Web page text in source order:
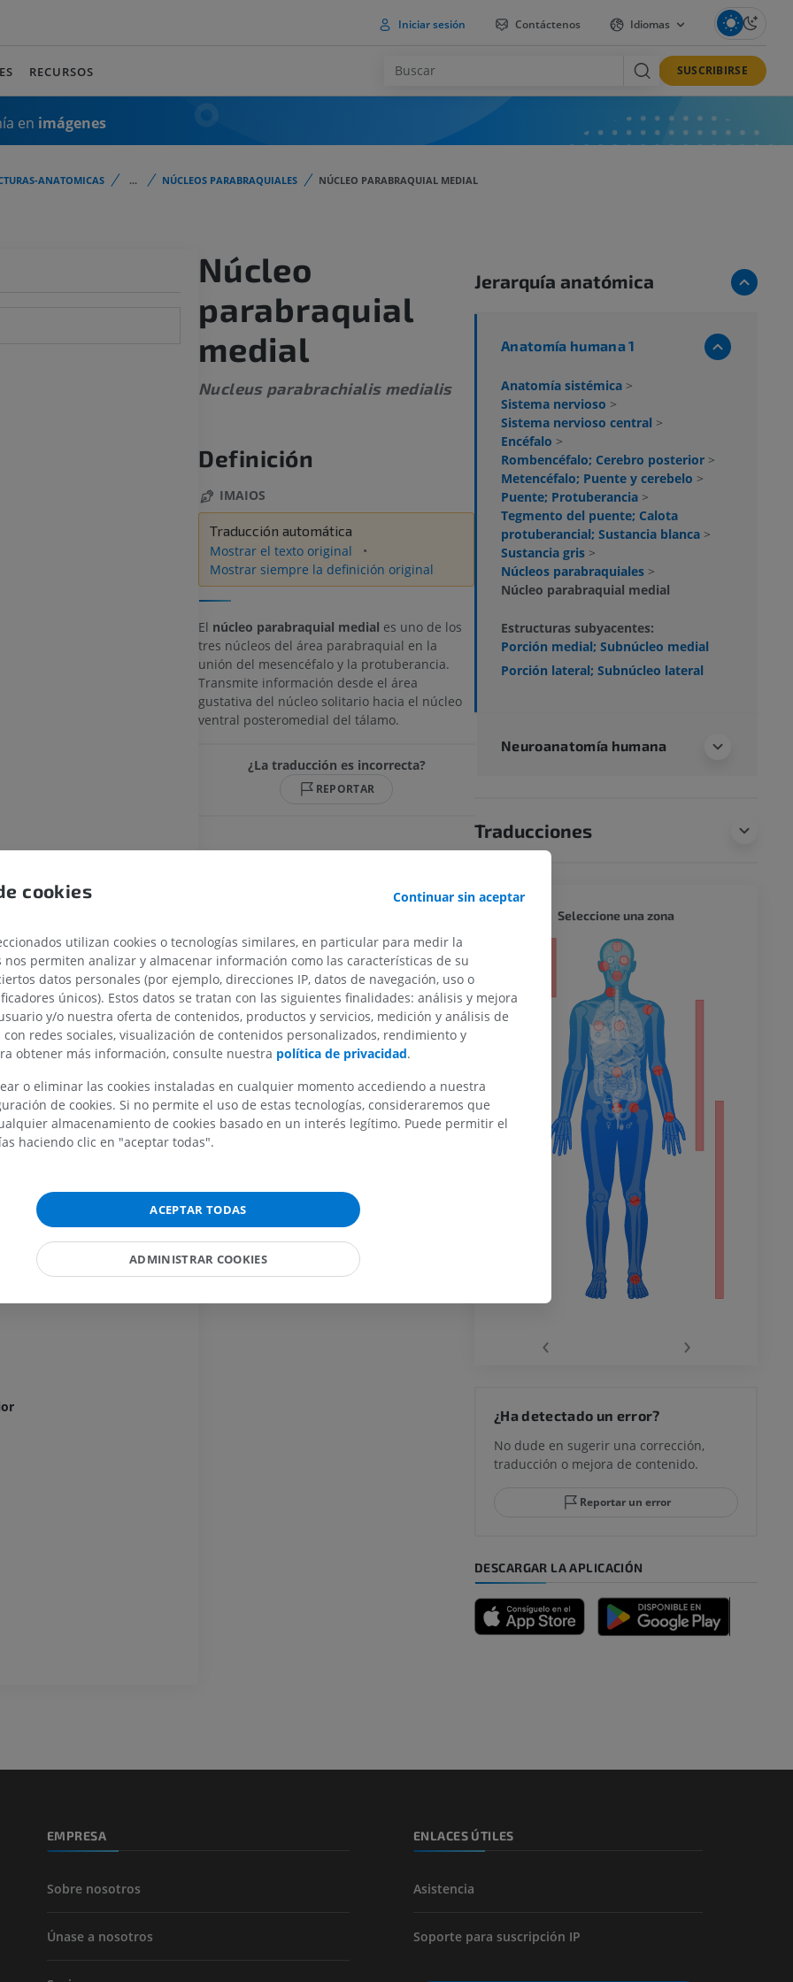
Iniciar sesión Contáctenos Idiomas
RECURSOS SUSCRIBIRSE
en imágenes
ANATOMICAS ... NÚCLEOS PARABRAQUIALES NÚCLEO PARABRAQUIAL MEDIAL
Bulbo Bulb raquídeo
anterolateral; Sistemaa anterolateral
Núcleo
parabraquial
medial
Nucleus parabrachialis medialis
Definición
IMAIOS
Traducción automática
Mostrar el texto original
Mostrar siempre la definición original
El núcleo parabraquial medial es uno de los
tres núcleos del área parabraquial en la
unión del mesencéfalo y la protuberancia.
Transmite información desde el área
gustativa del núcleo solitario hacia el núcleo
ventral posteromedial del tálamo.
¿La traducción es incorrecta?
REPORTAR
website - Wikipedia: The free encyclopedia. (2004, July
2004, from http://www.wikipedia.org
Jerarquía anatómica
Anatomía humana 1
Anatomía sistémica >
Sistema nervioso >
Sistema nervioso central >
Encéfalo >
Rombencéfalo; Cerebro posterior >
Metencéfalo; Puente y cerebelo >
Puente; Protuberancia >
Tegmento del puente; Calota
protuberancial; Sustancia blanca >
Sustancia gris >
Núcleos parabraquiales >
Núcleo parabraquial medial
Estructuras subyacentes:
Porción medial; Subnúcleo medial
Porción lateral; Subnúcleo lateral
Neuroanatomía humana
Traducciones
IRM del miembro superior
IRM
PREMIUM
IRM del hombro
IRM
IRM del carpo
IRM
IRM
PREMIUM
IRM
Miembro inferior
Ilustraciones
PREMIUM
Radiografías del miembro
inferior
GRATIS
IRM de la cadera
IRM
IRM de la rodilla
Seleccione una zona
‹ ›
¿Ha detectado un error?
No dude en sugerir una corrección,
traducción o mejora de contenido.
Reportar un error
DESCARGAR LA APLICACIÓN
EMPRESA
Sobre nosotros
Únase a nosotros
ENLACES ÚTILES
Asistencia
Soporte para suscripción IP
cookies Continuar sin aceptar
utilizan cookies o tecnologías similares, en particular para medir la
nos permiten analizar y almacenar información como las características de su
datos personales (por ejemplo, direcciones IP, datos de navegación, uso o
únicos). Estos datos se tratan con las siguientes finalidades: análisis y mejora
y/o nuestra oferta de contenidos, productos y servicios, medición y análisis de
redes sociales, visualización de contenidos personalizados, rendimiento y
obtener más información, consulte nuestra política de privacidad.
o eliminar las cookies instaladas en cualquier momento accediendo a nuestra
de cookies. Si no permite el uso de estas tecnologías, consideraremos que
almacenamiento de cookies basado en un interés legítimo. Puede permitir el
haciendo clic en "aceptar todas".
ACEPTAR TODAS
ADMINISTRAR COOKIES